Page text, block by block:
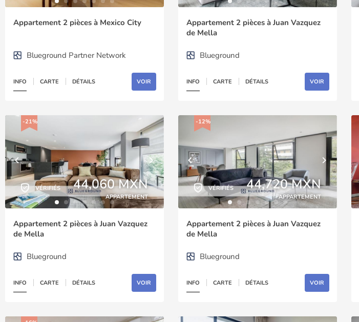
Appartement 2 pièces à Mexico City
Blueground Partner Network
INFO CARTE DÉTAILS VOIR
Appartement 2 pièces à Juan Vazquez
de Mella
Blueground
INFO CARTE DÉTAILS VOIR
-21%
VÉRIFIÉS 44,060 MXN
APPARTEMENT
Appartement 2 pièces à Juan Vazquez
de Mella
Blueground
INFO CARTE DÉTAILS VOIR
-12%
VÉRIFIÉS 44,720 MXN
APPARTEMENT
Appartement 2 pièces à Juan Vazquez
de Mella
Blueground
INFO CARTE DÉTAILS VOIR